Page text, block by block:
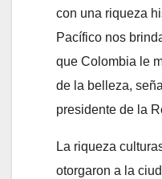
con una riqueza
Pacífico nos
que Colombia le
de la belleza,
presidente de la
La riqueza
otorgaron a la